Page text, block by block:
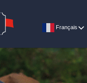
Français